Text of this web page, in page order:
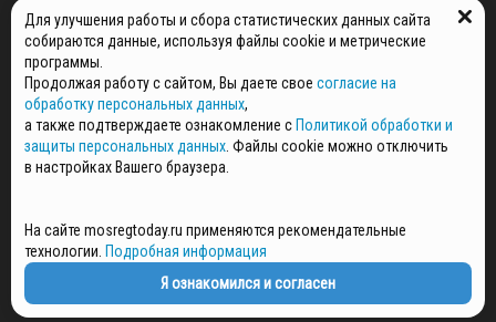
© 2026 ПРАВА НА ВСЕ МАТЕРИАЛЫ САЙТА ПРИНАДЛЕЖАТ ГАУ МО "ЦИФРОВЫЕ
МЕДИА" (ОГРН: 1255000059467).
ПОЛИТИКА ОБРАБОТКИ И ЗАЩИТЫ ПЕРСОНАЛЬНЫХ ДАННЫХ
НОВОСТИ
ГАЗЕТЫ
РЕКЛАМОДАТЕЛЯМ
СПЕЦПРОЕКТЫ
СТАТЬИ
ПОЛИТИКА КОНФИДЕНЦИАЛЬНОСТИ
Для улучшения работы и сбора статистических данных сайта
собираются данные, используя файлы cookie и метрические
программы.
Продолжая работу с сайтом, Вы даете свое согласие на
обработку персональных данных,
а также подтверждаете ознакомление с Политикой обработки и
защиты персональных данных . Файлы cookie можно отключить
в настройках Вашего браузера.
На сайте mosregtoday.ru применяются рекомендательные
технологии. Подробная информация
Я ознакомился и согласен